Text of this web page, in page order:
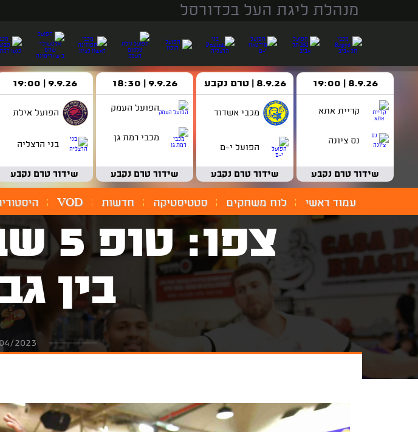
מנהלת ליגת העל בכדורסל
8.9.26 | 19:00
קריית אתא
נס ציונה
שידור טרם נקבע
8.9.26 | טרם נקבע
מכבי אשדוד
הפועל י-ם
שידור טרם נקבע
9.9.26 | 18:30
הפועל העמק
מכבי רמת גן
שידור טרם נקבע
9.9.26 | 19:00
הפועל אילת
בני הרצליה
שידור טרם נקבע
עמוד ראשי לוח משחקים סטטיסטיקה חדשות VOD
בין
2023